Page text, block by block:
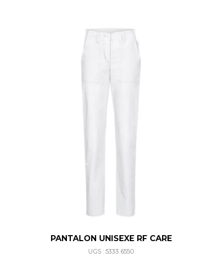
PANTALON UNISEXE RF CARE
UGS : 5333.6550